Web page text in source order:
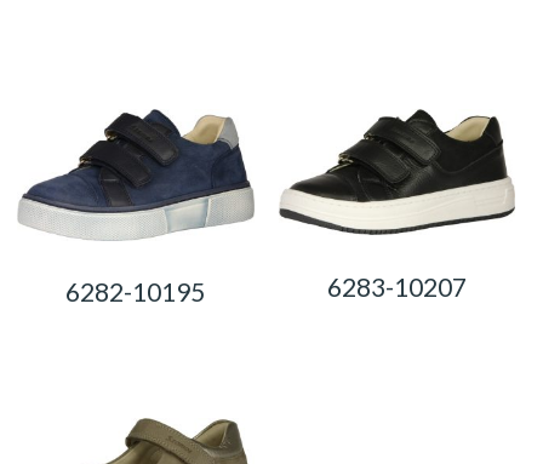
6282-10195 6283-10207